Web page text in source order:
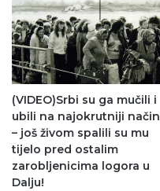
(VIDEO)Srbi su ga mučili i
ubili na najokrutniji način
– još živom spalili su mu
tijelo pred ostalim
zarobljenicima logora u
Dalju!